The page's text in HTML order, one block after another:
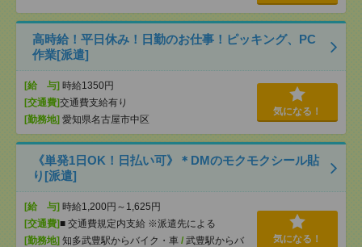
高時給！平日休み！日勤のお仕事！ピッキング、PC
作業[派遣]
[給 与] 時給1350円
[交通費]交通費支給有り
[勤務地] 愛知県名古屋市中区
気になる！
《単発1日OK！日払い可》＊DMのモクモクシール貼
り[派遣]
[給 与] 時給1,200円～1,625円
[交通費]■ 交通費規定内支給 ※派遣先による
[勤務地] 知多武豊駅からバイク・車 / 武豊駅からバ
気になる！